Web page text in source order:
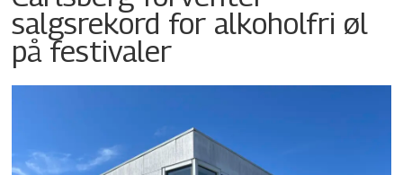
salgsrekord for alkoholfri øl
på festivaler